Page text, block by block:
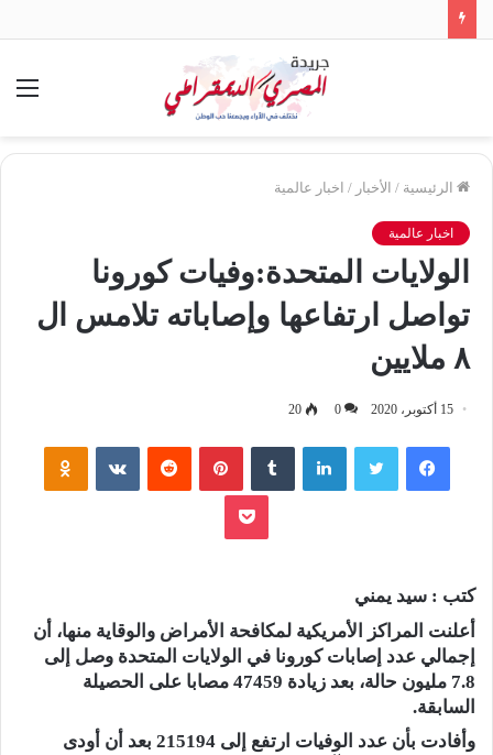
الرئيسية / الأخبار / اخبار عالمية
اخبار عالمية
الولايات المتحدة:وفيات كورونا
تواصل ارتفاعها وإصاباته تلامس ال
٨ ملايين
15 أكتوبر، 2020 0
20
فيسبوك تويتر لينكدإن بينتيريست
بوكيت
كتب : سيد يمني
أعلنت المراكز الأمريكية لمكافحة الأمراض والوقاية منها، أن
إجمالي عدد إصابات كورونا في الولايات المتحدة وصل إلى
7.8 مليون حالة، بعد زيادة 47459 مصابا على الحصيلة
السابقة.
وأفادت بأن عدد الوفيات ارتفع إلى 215194 بعد أن أودى